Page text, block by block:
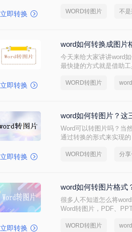
立即转换 WORD转图片
立即转换
word如何转换成图片
今天来给大家讲讲word
最快捷的方式就是借助
了，今天就来教会大家
WORD转图片
立即转换
word如何转图片？这
Word可以转图片吗？当
通过转换的形式来实现
WORD转图片
立即转换
word如何转图片格式
很多人不知道怎么将
Word转图片，PDF、
WORD转图片